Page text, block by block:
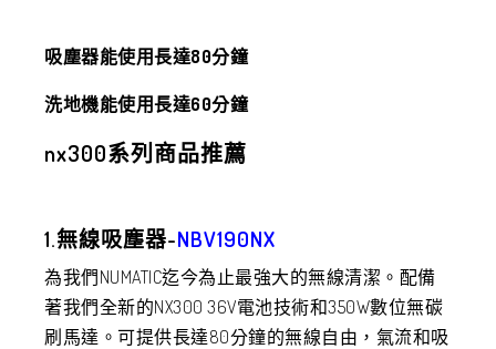
吸塵器能使用長達80分鐘
洗地機能使用長達60分鐘
nx300系列商品推薦
1.無線吸塵器-NBV190NX
為我們NUMATIC迄今為止最強大的無線清潔。配備
著我們全新的NX300 36V電池技術和350W數位無碳
刷馬達。可提供長達80分鐘的無線自由，氣流和吸